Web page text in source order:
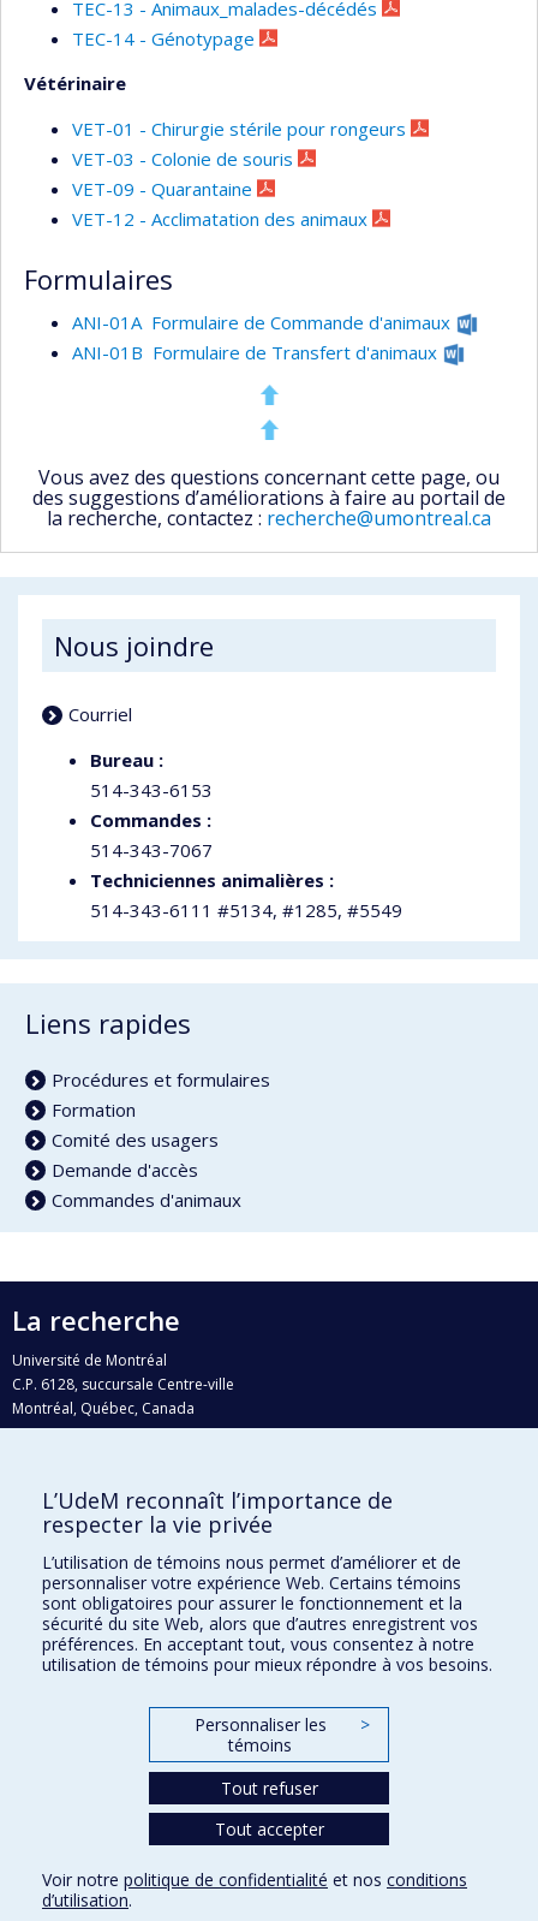
TEC-13 - Animaux_malades-décédés
TEC-14 - Génotypage
Vétérinaire
VET-01 - Chirurgie stérile pour rongeurs
VET-03 - Colonie de souris
VET-09 - Quarantaine
VET-12 - Acclimatation des animaux
Formulaires
ANI-01A Formulaire de Commande d'animaux
ANI-01B Formulaire de Transfert d'animaux
Vous avez des questions concernant cette page, ou
des suggestions d’améliorations à faire au portail de
la recherche, contactez : recherche@umontreal.ca
Nous joindre
Courriel
Bureau :
514-343-6153
Commandes :
514-343-7067
Techniciennes animalières :
514-343-6111 #5134, #1285, #5549
Liens rapides
Procédures et formulaires
Formation
Comité des usagers
Demande d'accès
Commandes d'animaux
La recherche
Université de Montréal
C.P. 6128, succursale Centre-ville
Montréal, Québec, Canada
H3C 3J7
Qui fait quoi?
Nous trouver
Plan du site
Accessibilité
Conditions d’utilisation
L’UdeM reconnaît l’importance de
respecter la vie privée
L’utilisation de témoins nous permet d’améliorer et de
personnaliser votre expérience Web. Certains témoins
sont obligatoires pour assurer le fonctionnement et la
sécurité du site Web, alors que d’autres enregistrent vos
préférences. En acceptant tout, vous consentez à notre
utilisation de témoins pour mieux répondre à vos besoins.
Personnaliser les
témoins
>
Tout refuser
Tout accepter
Voir notre politique de confidentialité et nos conditions
d’utilisation.